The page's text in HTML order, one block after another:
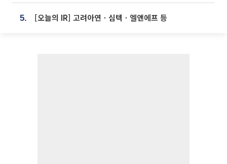
5. [오늘의 IR] 고려아연ㆍ심텍ㆍ엘앤에프 등